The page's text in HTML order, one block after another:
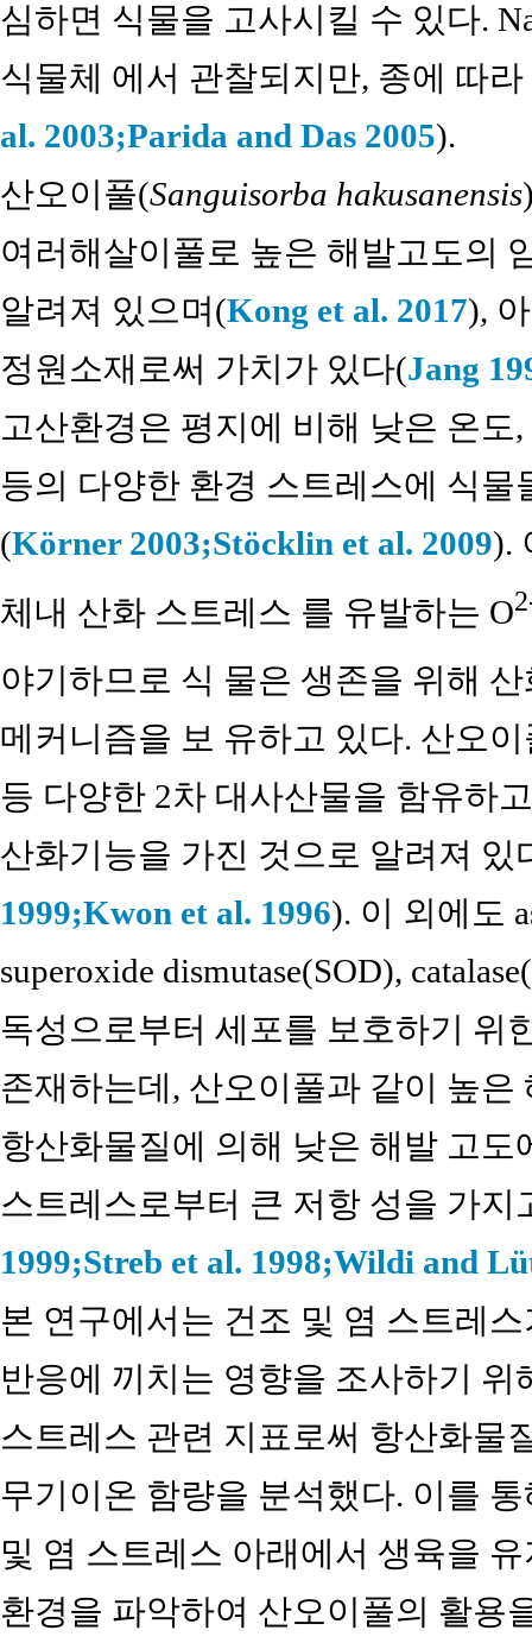
심하면 식물을 고사시킬 수 있다.
식물체 에서 관찰되지만, 종에 따
al. 2003;Parida and Das 2005).
산오이풀(Sanguisorba hakusanensis
여러해살이풀로 높은 해발고도의
알려져 있으며(Kong et al. 2017),
정원소재로써 가치가 있다(Jang
고산환경은 평지에 비해 낮은 온도
등의 다양한 환경 스트레스에 식
(Körner 2003;Stöcklin et al. 2009).
체내 산화 스트레스 를 유발하는 O
야기하므로 식 물은 생존을 위해
메커니즘을 보 유하고 있다. 산오이
등 다양한 2차 대사산물을 함유하
산화기능을 가진 것으로 알려져 있
1999;Kwon et al. 1996). 이 외에도
superoxide dismutase(SOD),
독성으로부터 세포를 보호하기 위
존재하는데, 산오이풀과 같이 높
항산화물질에 의해 낮은 해발 고
스트레스로부터 큰 저항 성을 가지
1999;Streb et al. 1998;Wildi and
본 연구에서는 건조 및 염 스트레
반응에 끼치는 영향을 조사하기
스트레스 관련 지표로써 항산화물
무기이온 함량을 분석했다. 이를
및 염 스트레스 아래에서 생육을
환경을 파악하여 산오이풀의 활용